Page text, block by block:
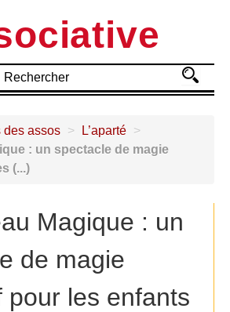
des assos > L’aparté >
: un spectacle de magie
(...)
Magique : un
de magie
pour les enfants